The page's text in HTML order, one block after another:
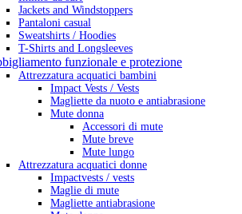
Jackets and Windstoppers
Pantaloni casual
Sweatshirts / Hoodies
T-Shirts and Longsleeves
funzionale e protezione
Attrezzatura acquatici bambini
Impact Vests / Vests
Magliette da nuoto e antiabrasione
Mute donna
Accessori di mute
Mute breve
Mute lungo
Attrezzatura acquatici donne
Impactvests / vests
Maglie di mute
Magliette antiabrasione